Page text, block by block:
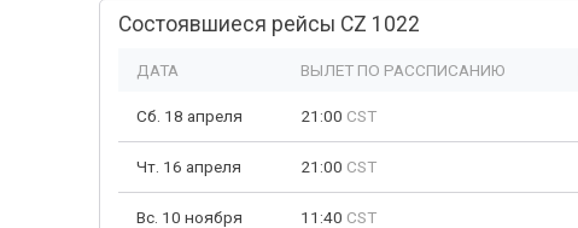
Состоявшиеся рейсы CZ 1022
ДАТА ВЫЛЕТ ПО РАССПИСАНИЮ
Сб. 18 апреля 21:00 CST
Чт. 16 апреля 21:00 CST
Вс. 10 ноября 11:40 CST